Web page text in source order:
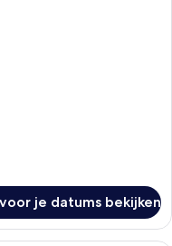
je datums bekijken